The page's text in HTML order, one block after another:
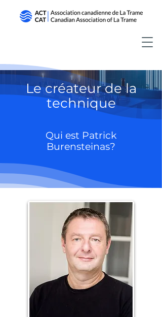
Le créateur de la
technique
Qui est Patrick
Burensteinas?